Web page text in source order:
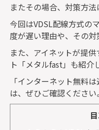
またその場合、対策方法
今回はVDSL配線方式の
度が遅い理由や、その対
また、アイネットが提
ト「メタルfast 」も紹介
「インターネット無料
は、ぜひご確認ください。